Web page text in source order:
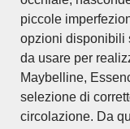
piccole
opzioni disponibili
da usare per
Maybelline,
selezione di
circolazione. Da